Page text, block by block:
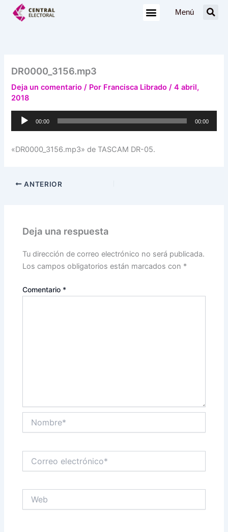
Menú
DR0000_3156.mp3
Deja un comentario / Por Francisca Librado/4 abril,
2018
Reproductor
00:00 00:00
«DR0000_3156.mp3» de TASCAM DR-05.
ANTERIOR
Deja una respuesta
Tu dirección de correo electrónico no será publicada.
Los campos obligatorios están marcados con *
Comentario *
electrónico*